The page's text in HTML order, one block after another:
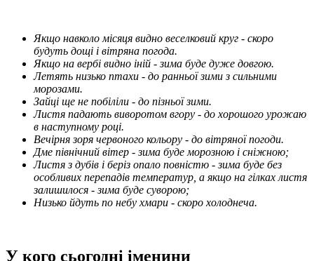
Якщо навколо місяця видно веселковий круг - скоро
будуть дощі і вітряна погода.
Якщо на вербі видно іній - зима буде дуже довгою.
Летять низько птахи - до ранньої зими з сильними
морозами.
Зайці ще не побіліли - до пізньої зими.
Листя падають виворотом вгору - до хорошого урожаю
в наступному році.
Вечірня зоря червоного кольору - до вітряної погоди.
Дме північний вітер - зима буде морозною і сніжною;
Листя з дубів і беріз опало повністю - зима буде без
особливих перепадів температур, а якщо на гілках листя
залишилося - зима буде суворою;
Низько йдуть по небу хмари - скоро холоднеча.
У кого сьогодні іменини